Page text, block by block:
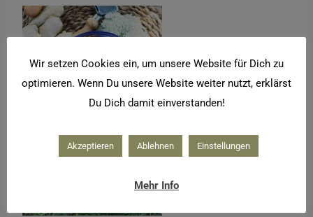
Wir setzen Cookies ein, um unsere Website für Dich zu
optimieren. Wenn Du unsere Website weiter nutzt, erklärst
Du Dich damit einverstanden!
Akzeptieren Ablehnen Einstellungen
Mehr Info